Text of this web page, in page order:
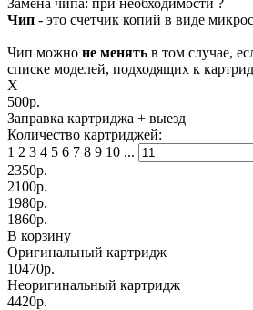
Чип - это счетчик копий в виде
Чип можно не менять в том случае,
списке моделей, подходящих к
X
500р.
Заправка картриджа + выезд
Количество картриджей:
1 2 3 4 5 6 7 8 9 10 ...
2350р.
2100р.
1980р.
1860р.
В корзину
Оригинальный картридж
10470р.
Неоригинальный картридж
4420р.